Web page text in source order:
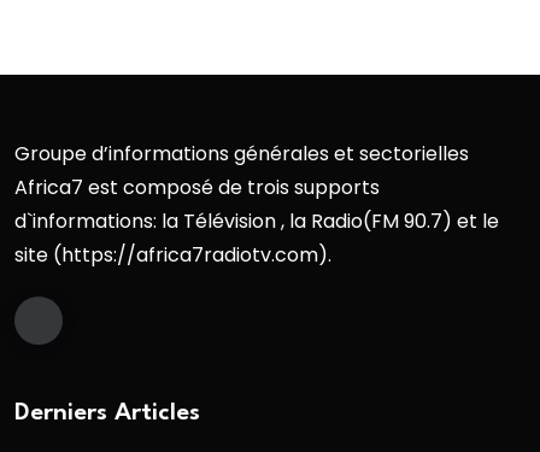
Groupe d’informations générales et sectorielles
Africa7 est composé de trois supports
d`informations: la Télévision , la Radio(FM 90.7) et le
site (https://africa7radiotv.com).
Derniers Articles